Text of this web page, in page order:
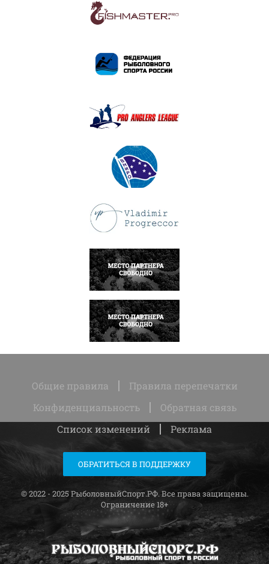
ПОДРОБНЕЕ
ПОДРОБНЕЕ
ПОДРОБНЕЕ
ПОДРОБНЕЕ
ПОДРОБНЕЕ
НАПИСАТЬ
НАПИСАТЬ
Общие правила
Правила перепечатки
Конфиденциальность
Обратная связь
Список изменений
Реклама
ОБРАТИТЬСЯ В ПОДДЕРЖКУ
© 2022 - 2025 РыболовныйСпорт.РФ. Все права защищены.
Ограничение 18+